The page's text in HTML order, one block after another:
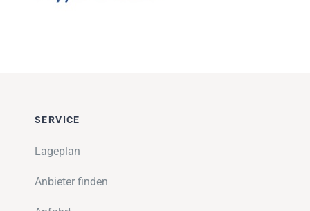
SERVICE
Lageplan
Anbieter finden